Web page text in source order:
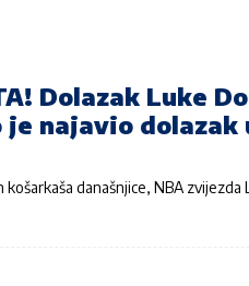
Dolazak Luke
je najavio dolazak
košarkaša današnjice, NBA zvijezda